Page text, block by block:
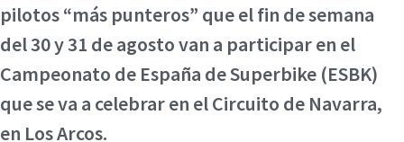
pilotos “más punteros” que el fin de semana
del 30 y 31 de agosto van a participar en el
Campeonato de España de Superbike (ESBK)
que se va a celebrar en el Circuito de Navarra,
en Los Arcos.